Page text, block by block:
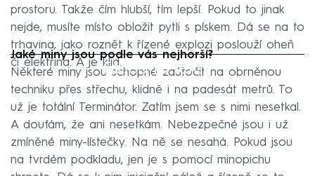
prostoru. Takže čím hlubší, tím lepší. Pokud to jinak
nejde, musíte místo obložit pytli s pískem. Dá se na to
trhavina, jako roznět k řízené explozi poslouží oheň
či elektřina. A je klid.Failed to fetch
Jaké miny jsou podle vás nejhorší?
Některé miny jsou schopné zaútočit na obrněnou
techniku přes střechu, klidně i na padesát metrů. To
už je totální Terminátor. Zatím jsem se s nimi nesetkal.
A doufám, že ani nesetkám. Nebezpečné jsou i už
zmíněné miny-lístečky. Na ně se nesahá. Pokud jsou
na tvrdém podkladu, jen je s pomocí minopichu